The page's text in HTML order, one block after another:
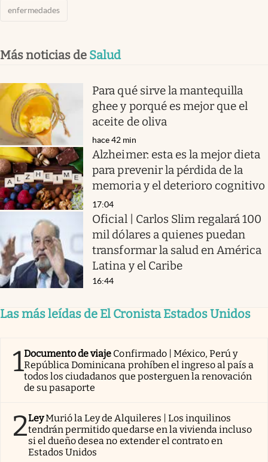
enfermedades
Más noticias de Salud
Para qué sirve la mantequilla
ghee y porqué es mejor que el
aceite de oliva
hace 42 min
Alzheimer: esta es la mejor dieta
para prevenir la pérdida de la
memoria y el deterioro cognitivo
17:04
Oficial | Carlos Slim regalará 100
mil dólares a quienes puedan
transformar la salud en América
Latina y el Caribe
16:44
Las más leídas de El Cronista Estados Unidos
1Documento de viaje Confirmado | México, Perú y
República Dominicana prohíben el ingreso al país a
todos los ciudadanos que posterguen la renovación
de su pasaporte
2LeyMurió la Ley de Alquileres | Los inquilinos
tendrán permitido quedarse en la vivienda incluso
si el dueño desea no extender el contrato en
Estados Unidos